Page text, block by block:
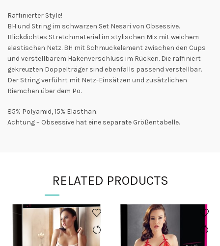
Raffinierter Style!
BH und String im schwarzen Set Nesari von Obsessive.
Blickdichtes Stretchmaterial im stylischen Mix mit weichem
elastischen Netz. BH mit Schmuckelement zwischen den Cups
und verstellbarem Hakenverschluss im Rücken. Die raffiniert
gekreuzten Doppelträger sind ebenfalls passend verstellbar.
Der String verführt mit Netz-Einsätzen und zusätzlichen
Riemchen über dem Po.
85% Polyamid, 15% Elasthan.
Achtung – Obsessive hat eine separate Größentabelle.
RELATED PRODUCTS